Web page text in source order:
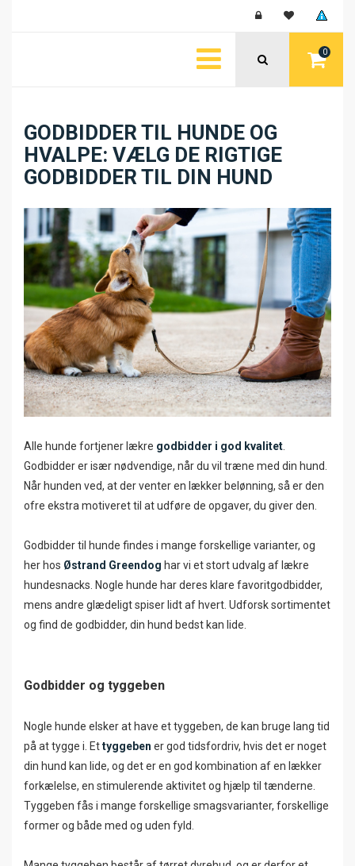
0
GODBIDDER TIL HUNDE OG
HVALPE: VÆLG DE RIGTIGE
GODBIDDER TIL DIN HUND
Alle hunde fortjener lækre godbidder i god kvalitet
Godbidder er især nødvendige, når du vil træne med din hund.
Når hunden ved, at der venter en lækker belønning, så er den
ofre ekstra motiveret til at udføre de opgaver, du giver den.
Godbidder til hunde findes i mange forskellige varianter, og
her hos Østrand Greendog har vi et stort udvalg af lækre
hundesnacks. Nogle hunde har deres klare favoritgodbidder,
mens andre glædeligt spiser lidt af hvert. Udforsk sortimentet
og find de godbidder, din hund bedst kan lide.
Godbidder og tyggeben
Nogle hunde elsker at have et tyggeben, de kan bruge lang tid
på at tygge i. Ettyggeben er god tidsfordriv, hvis det er noget
din hund kan lide, og det er en god kombination af en lækker
forkælelse, en stimulerende aktivitet og hjælp til tænderne.
Tyggeben fås i mange forskellige smagsvarianter, forskellige
former og både med og uden fyld.